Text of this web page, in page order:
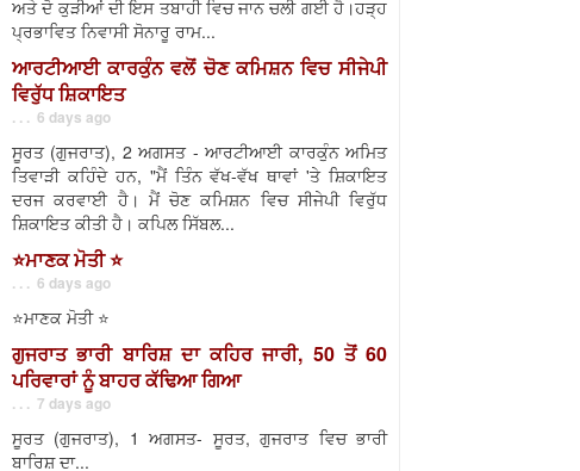
ਅਤੇ ਦੋ ਕੁੜੀਆਂ ਦੀ ਇਸ ਤਬਾਹੀ ਵਿਚ ਜਾਨ ਚਲੀ ਗਈ ਹੈ।ਹੜ੍ਹ
ਪ੍ਰਭਾਵਿਤ ਨਿਵਾਸੀ ਸੋਨਾਰੂ ਰਾਮ...
ਆਰਟੀਆਈ ਕਾਰਕੁੰਨ ਵਲੋਂ ਚੋਣ ਕਮਿਸ਼ਨ ਵਿਚ ਸੀਜੇਪੀ
ਵਿਰੁੱਧ ਸ਼ਿਕਾਇਤ
. . . 6 days ago
ਸੂਰਤ (ਗੁਜਰਾਤ), 2 ਅਗਸਤ - ਆਰਟੀਆਈ ਕਾਰਕੁੰਨ ਅਮਿਤ
ਤਿਵਾੜੀ ਕਹਿੰਦੇ ਹਨ, "ਮੈਂ ਤਿੰਨ ਵੱਖ-ਵੱਖ ਥਾਵਾਂ 'ਤੇ ਸ਼ਿਕਾਇਤ
ਦਰਜ ਕਰਵਾਈ ਹੈ। ਮੈਂ ਚੋਣ ਕਮਿਸ਼ਨ ਵਿਚ ਸੀਜੇਪੀ ਵਿਰੁੱਧ
ਸ਼ਿਕਾਇਤ ਕੀਤੀ ਹੈ। ਕਪਿਲ ਸਿੱਬਲ...
⭐️ਮਾਣਕ ਮੋਤੀ ⭐️
. . . 6 days ago
⭐️ਮਾਣਕ ਮੋਤੀ ⭐️
ਗੁਜਰਾਤ ਭਾਰੀ ਬਾਰਿਸ਼ ਦਾ ਕਹਿਰ ਜਾਰੀ, 50 ਤੋਂ 60
ਪਰਿਵਾਰਾਂ ਨੂੰ ਬਾਹਰ ਕੱਢਿਆ ਗਿਆ
. . . 7 days ago
ਸੂਰਤ (ਗੁਜਰਾਤ), 1 ਅਗਸਤ- ਸੂਰਤ, ਗੁਜਰਾਤ ਵਿਚ ਭਾਰੀ
ਬਾਰਿਸ਼ ਦਾ...